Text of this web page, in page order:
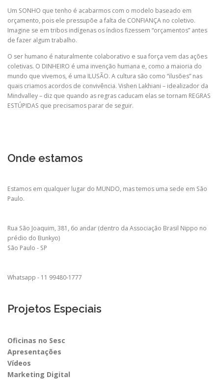
Um SONHO que tenho é acabarmos com o modelo baseado em
orçamento, pois ele pressupõe a falta de CONFIANÇA no coletivo.
Imagine se em tribos indígenas os índios fizessem “orçamentos” antes
de fazer algum trabalho.
O ser humano é naturalmente colaborativo e sua força vem das ações
coletivas. O DINHEIRO é uma invenção humana e, como a maioria do
mundo que vivemos, é uma ILUSÃO. A cultura são como “ilusões” nas
quais criamos acordos de convivência. Vishen Lakhiani – idealizador da
Mindvalley – diz que quando as regras caducam elas se tornam REGRAS
ESTÚPIDAS que precisamos parar de seguir.
Onde estamos
Estamos em qualquer lugar do MUNDO, mas temos uma sede em São
Paulo.
Rua São Joaquim, 381, 6o andar (dentro da Associação Brasil Nippo no
prédio do Bunkyo)
São Paulo - SP
Whatsapp - 11 99480-1777
Projetos Especiais
Oficinas no Sesc
Apresentações
Vídeos
Marketing Digital